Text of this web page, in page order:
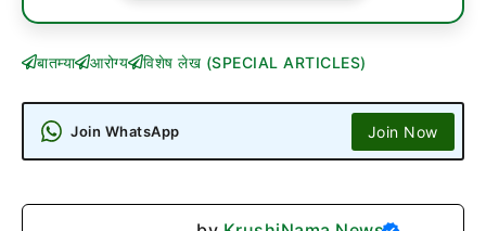
बातम्या आरोग्य विशेष लेख (SPECIAL ARTICLES)
Join WhatsApp Join Now